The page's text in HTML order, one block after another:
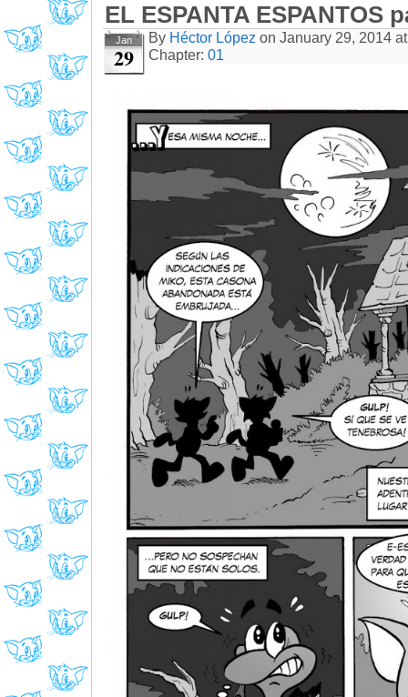
EL ESPANTA ESPANTOS
Jan
29
By Héctor López on January 29, 2014
Chapter: 01